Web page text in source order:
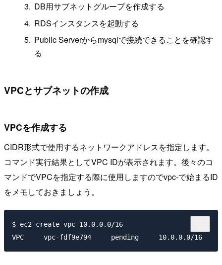
DB用サブネットグループを作成する
RDSインスタンスを起動する
Public Serverからmysqlで接続できることを確認す
る
VPCとサブネットの作成
VPCを作成する
CIDR形式で使用するネットワークアドレスを指定します。
コマンド実行結果としてVPC IDが表示されます。後々のコ
マンドでVPCを指定する際に使用しますのでvpc-で始まるID
をメモしておきましょう。
$ ec2-create-vpc 10.0.0.0/16